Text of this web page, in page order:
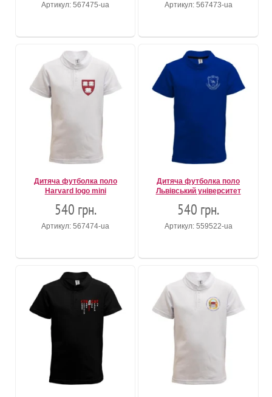
Артикул: 567475-ua Артикул: 567473-ua
Дитяча футболка поло
Harvard logo mini
540 грн.
Артикул: 567474-ua
Дитяча футболка поло
Львівський університет
540 грн.
Артикул: 559522-ua